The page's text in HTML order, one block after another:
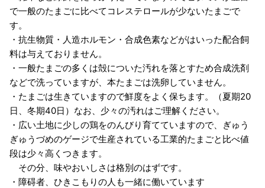
で一般のたまごに比べてコレステロールが少ないたまごで
す。
・抗生物質・人造ホルモン・合成色素などがはいった配合飼
料は与えておりません。
・一般たまごの多くは殻についた汚れを落とすため合成洗剤
などで洗っていますが、本たまごは洗卵していません。
・たまごは生きていますので鮮度をよく保ちます。（夏期20
日、冬期40日）なお、少々の汚れはご理解ください。
・広い土地に少しの鶏をのんびり育てていますので、ぎゅう
ぎゅうづめのゲージで生産されている工業的たまごと比べ値
段は少々高くつきます。
その分、味やおいしさは格別のはずです。
・障碍者、ひきこもりの人も一緒に働いています